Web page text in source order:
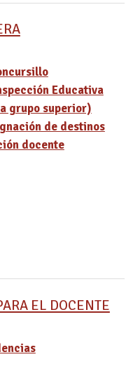
Educativa
grupo superior)
de destinos
docente
EL DOCENTE